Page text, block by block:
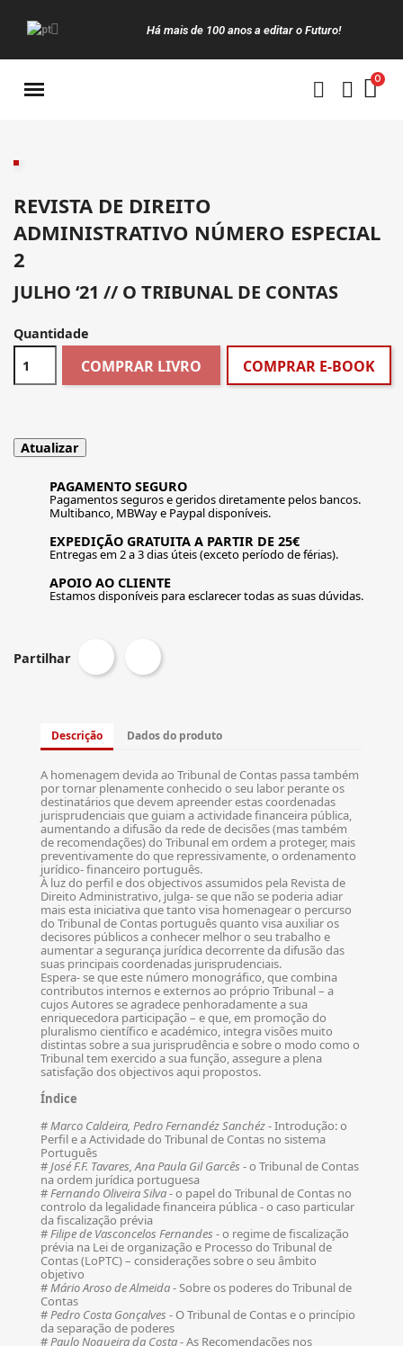
Há mais de 100 anos a editar o Futuro!
REVISTA DE DIREITO
ADMINISTRATIVO NÚMERO ESPECIAL
2
JULHO ‘21 // O TRIBUNAL DE CONTAS
Quantidade
COMPRAR LIVRO COMPRAR E-BOOK
PAGAMENTO SEGURO
Pagamentos seguros e geridos diretamente pelos bancos.
Multibanco, MBWay e Paypal disponíveis.
EXPEDIÇÃO GRATUITA A PARTIR DE 25€
Entregas em 2 a 3 dias úteis (exceto período de férias).
APOIO AO CLIENTE
Estamos disponíveis para esclarecer todas as suas dúvidas.
Partilhar
Descrição Dados do produto
A homenagem devida ao Tribunal de Contas passa também
por tornar plenamente conhecido o seu labor perante os
destinatários que devem apreender estas coordenadas
jurisprudenciais que guiam a actividade financeira pública,
aumentando a difusão da rede de decisões (mas também
de recomendações) do Tribunal em ordem a proteger, mais
preventivamente do que repressivamente, o ordenamento
jurídico- financeiro português.
À luz do perfil e dos objectivos assumidos pela Revista de
Direito Administrativo, julga- se que não se poderia adiar
mais esta iniciativa que tanto visa homenagear o percurso
do Tribunal de Contas português quanto visa auxiliar os
decisores públicos a conhecer melhor o seu trabalho e
aumentar a segurança jurídica decorrente da difusão das
suas principais coordenadas jurisprudenciais.
Espera- se que este número monográfico, que combina
contributos internos e externos ao próprio Tribunal – a
cujos Autores se agradece penhoradamente a sua
enriquecedora participação – e que, em promoção do
pluralismo científico e académico, integra visões muito
distintas sobre a sua jurisprudência e sobre o modo como o
Tribunal tem exercido a sua função, assegure a plena
satisfação dos objectivos aqui propostos.
Índice
#Marco Caldeira, Pedro Fernandéz Sanchéz- Introdução: o
Perfil e a Actividade do Tribunal de Contas no sistema
Português
#José F.F. Tavares, Ana Paula Gil Garcês - o Tribunal de Contas
na ordem jurídica portuguesa
#Fernando Oliveira Silva- o papel do Tribunal de Contas no
controlo da legalidade financeira pública - o caso particular
da fiscalização prévia
#Filipe de Vasconcelos Fernandes - o regime de fiscalização
prévia na Lei de organização e Processo do Tribunal de
Contas (LoPTC) – considerações sobre o seu âmbito
objetivo
#Mário Aroso de Almeida- Sobre os poderes do Tribunal de
Contas
#Pedro Costa Gonçalves - O Tribunal de Contas e o princípio
da separação de poderes
#Paulo Nogueira da Costa- As Recomendações nos